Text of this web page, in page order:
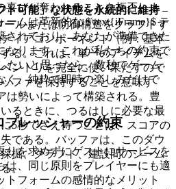
ト可能」な状態を永続的に維持–
ールまたは防御構造をクラフトす
ィアコンポーネント（例：基本
る。これは、単一のアイテムを
ントリを完全に使い果たすので
ファを保持することを意味す
は勢いによって構築される。豊
るときに、つるはしに必要な最
5秒でさえ待つことは、スコアの
である。バッファは、このダウ
掘、クラフト、建設間のシーム
。
喜びが奪われることを拒否しま
ムは革新的な $\text{iFrame}$ テ
されており、あなたが準備できた
なります。これが私たちの約束で
たいと思ったら、数秒でゲーム
く、純粋で即時の楽しみだけで
プレッシャーの約束
りを求めずにゲストにサービスを
は、同じ原則をプレイヤーにも適
トフォームの感情的なメリット